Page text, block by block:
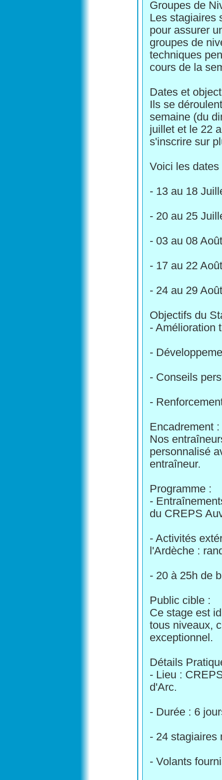
Groupes de
Les stagiaires
pour assurer
groupes de
techniques
cours de la
Dates et
Ils se
semaine (du
juillet et le 22
s'inscrire sur
Voici les dates
- 13 au 18
- 20 au 25
- 03 au 08
- 17 au 22
- 24 au 29
Objectifs du
- Amélioration
-
- Conseils
-
Encadrement :
Nos
personnalisé
entraîneur.
Programme :
-
du CREPS
- Activités
l'Ardèche :
- 20 à 25h de
Public cible :
Ce stage est
tous niveaux,
exceptionnel.
Détails
- Lieu :
d'Arc.
- Durée : 6
- 24 stagiaires
- Volants